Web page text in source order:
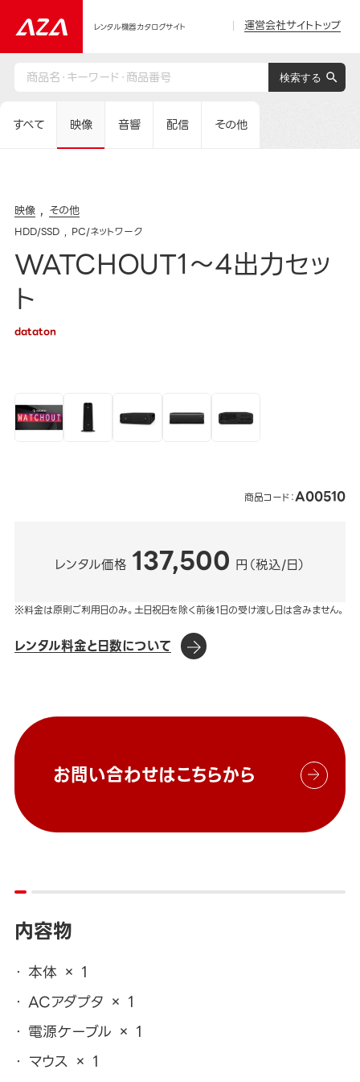
レンタル機器カタログサイト 運営会社サイトトップ
すべて 映像 音響 配信 その他
映像 その他
HDD/SSD PC/ネットワーク
WATCHOUT1～4出力セッ
ト
dataton
商品コード：A00510
レンタル価格 137,500 円（税込/日）
※料金は原則ご利用日のみ。土日祝日を除く前後1日の受け渡し日は含みません。
レンタル料金と日数について
お問い合わせはこちらから
内容物
本体 × 1
ACアダプタ × 1
電源ケーブル × 1
マウス × 1